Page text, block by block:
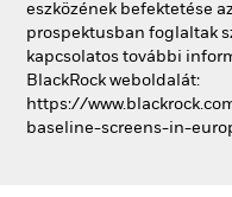
eszközének befektetése
prospektusban foglaltak
kapcsolatos további
BlackRock weboldalát:
https://
baseline-screens-in-